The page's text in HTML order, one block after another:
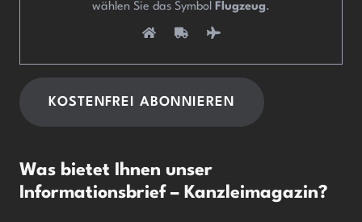
wählen Sie das Symbol Flugzeug.
Was bietet Ihnen unser
Informationsbrief – Kanzleimagazin?